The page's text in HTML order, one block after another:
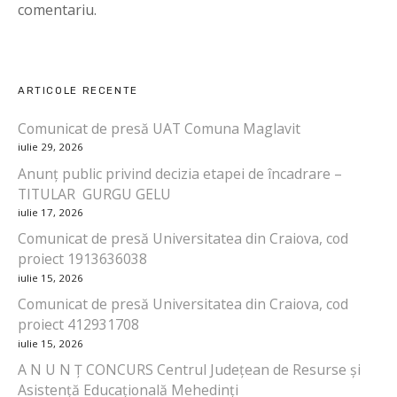
a
e
î
n
a
r
t
i
c
o
comentariu.
ARTICOLE RECENTE
Comunicat de presă UAT Comuna Maglavit
iulie 29, 2026
Anunț public privind decizia etapei de încadrare –
TITULAR GURGU GELU
iulie 17, 2026
Comunicat de presă Universitatea din Craiova, cod
proiect 1913636038
iulie 15, 2026
Comunicat de presă Universitatea din Craiova, cod
proiect 412931708
iulie 15, 2026
A N U N Ț CONCURS Centrul Județean de Resurse și
Asistență Educațională Mehedinți